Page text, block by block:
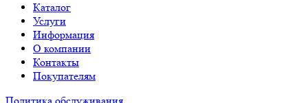
Каталог
Услуги
Информация
О компании
Контакты
Покупателям